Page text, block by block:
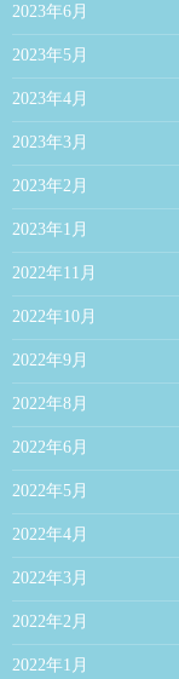
2023年6月
2023年5月
2023年4月
2023年3月
2023年2月
2023年1月
2022年11月
2022年10月
2022年9月
2022年8月
2022年6月
2022年5月
2022年4月
2022年3月
2022年2月
2022年1月